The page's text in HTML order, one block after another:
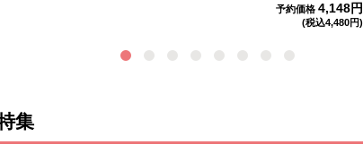
予約価格 4,148円
(税込4,480円)
集